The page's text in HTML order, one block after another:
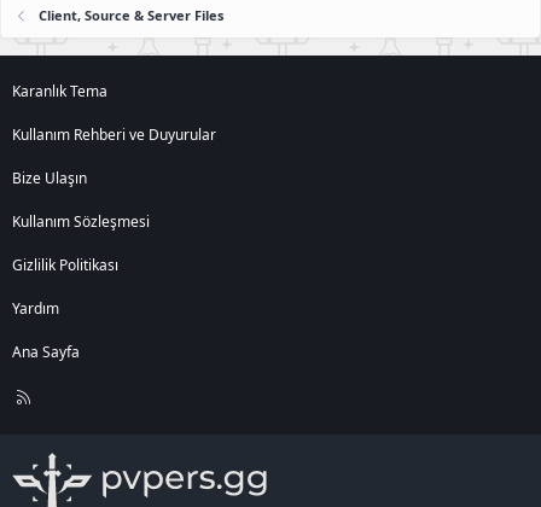
Client, Source & Server Files
Karanlık Tema
Kullanım Rehberi ve Duyurular
Bize Ulaşın
Kullanım Sözleşmesi
Gizlilik Politikası
Yardım
Ana Sayfa
R